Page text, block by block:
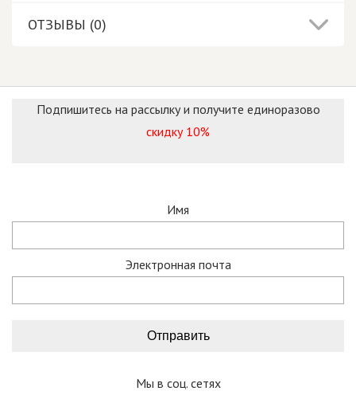
ОТЗЫВЫ (0)
Подпишитесь на рассылку и получите единоразово
скидку 10%
Имя
Электронная почта
Мы в соц. сетях